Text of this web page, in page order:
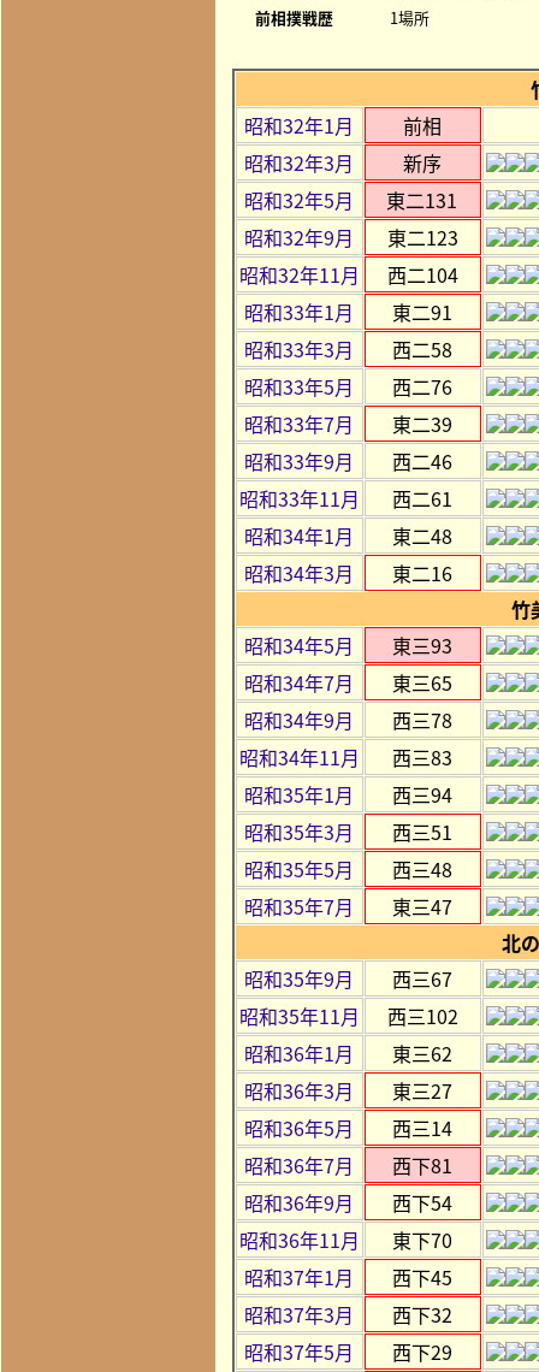
前相撲戦歴
1場所
昭和32年1月
前相
昭和32年3月
新序
昭和32年5月
東二131
昭和32年9月
東二123
昭和32年11月
西二104
昭和33年1月
東二91
昭和33年3月
西二58
昭和33年5月
西二76
昭和33年7月
東二39
昭和33年9月
西二46
昭和33年11月
西二61
昭和34年1月
東二48
昭和34年3月
東二16
竹
昭和34年5月
東三93
昭和34年7月
東三65
昭和34年9月
西三78
昭和34年11月
西三83
昭和35年1月
西三94
昭和35年3月
西三51
昭和35年5月
西三48
昭和35年7月
東三47
北
昭和35年9月
西三67
昭和35年11月
西三102
昭和36年1月
東三62
昭和36年3月
東三27
昭和36年5月
西三14
昭和36年7月
西下81
昭和36年9月
西下54
昭和36年11月
東下70
昭和37年1月
西下45
昭和37年3月
西下32
昭和37年5月
西下29